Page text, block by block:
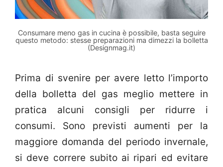
Consumare meno gas in cucina è possibile, basta seguire
questo metodo: stesse preparazioni ma dimezzi la bolletta
(Designmag.it)
Prima di svenire per avere letto l’importo
della bolletta del gas meglio mettere in
pratica alcuni consigli per ridurre i
consumi. Sono previsti aumenti per la
maggiore domanda del periodo invernale,
si deve correre subito ai ripari ed evitare